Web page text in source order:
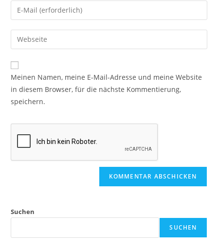
Meinen Namen, meine E-Mail-Adresse und meine Website
in diesem Browser, für die nächste Kommentierung,
speichern.
Suchen
SUCHEN